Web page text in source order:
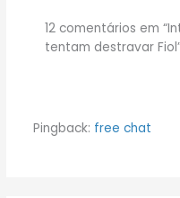
12 comentários em
tentam destravar
Pingback: free chat